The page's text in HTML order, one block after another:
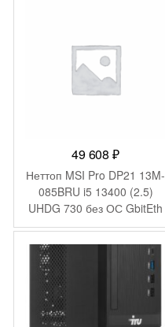
49 608₽
Неттоп MSI Pro DP21 13M-
085BRU i5 13400 (2.5)
UHDG 730 без ОС GbitEth
WiFi BT 120W черный
(936-B0A421-089)